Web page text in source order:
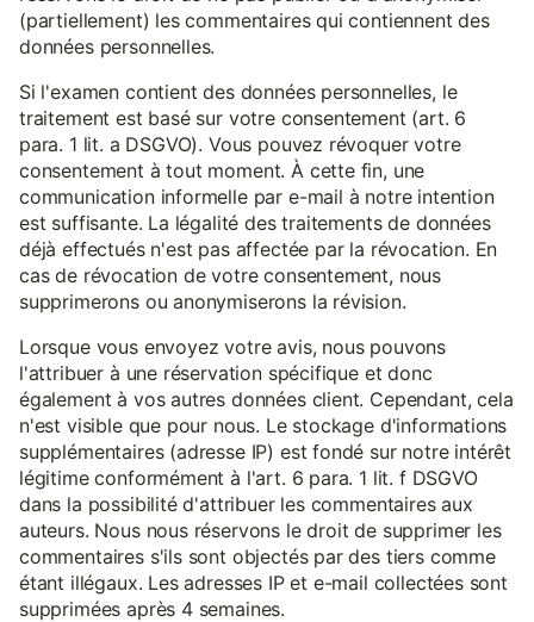
(partiellement) les commentaires qui contiennent des
données personnelles.
Si l'examen contient des données personnelles, le
traitement est basé sur votre consentement (art. 6
para. 1 lit. a DSGVO). Vous pouvez révoquer votre
consentement à tout moment. À cette fin, une
communication informelle par e-mail à notre intention
est suffisante. La légalité des traitements de données
déjà effectués n'est pas affectée par la révocation. En
cas de révocation de votre consentement, nous
supprimerons ou anonymiserons la révision.
Lorsque vous envoyez votre avis, nous pouvons
l'attribuer à une réservation spécifique et donc
également à vos autres données client. Cependant, cela
n'est visible que pour nous. Le stockage d'informations
supplémentaires (adresse IP) est fondé sur notre intérêt
légitime conformément à l'art. 6 para. 1 lit. f DSGVO
dans la possibilité d'attribuer les commentaires aux
auteurs. Nous nous réservons le droit de supprimer les
commentaires s'ils sont objectés par des tiers comme
étant illégaux. Les adresses IP et e-mail collectées sont
supprimées après 4 semaines.